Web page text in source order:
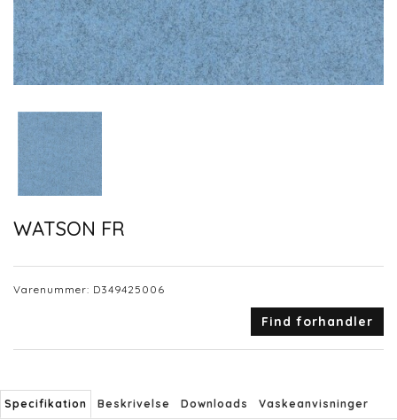
WATSON FR
Varenummer: D349425006
Find forhandler
Specifikation Beskrivelse Downloads Vaskeanvisninger